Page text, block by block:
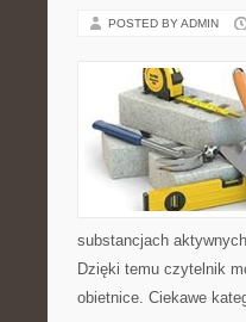
POSTED BY ADMIN
substancjach
Dzięki temu czytelnik
obietnice. Ciekawe